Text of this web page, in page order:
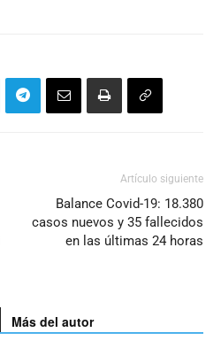
Artículo siguiente
Balance Covid-19: 18.380
casos nuevos y 35 fallecidos
en las últimas 24 horas
Más del autor